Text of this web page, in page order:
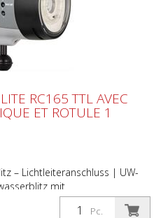
Pc.
RC165 TTL AVEC
ET ROTULE 1
– Lichtleiteranschluss | UW-
mit
TTL-Blitz für Makro- u...